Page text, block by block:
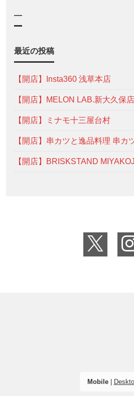
—
最近の投稿
【開店】Insta360 浅草本店
【開店】MELON LAB.新大久保店
【開店】ミナモ十三屋台村
【開店】串カツと逸品料理 串カ
【開店】BRISKSTAND
Mobile|